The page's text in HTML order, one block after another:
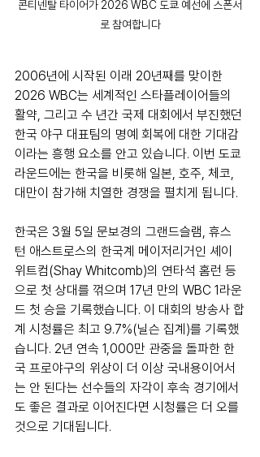
콘티넨탈 타이어가 2026 WBC 도쿄 예선에 스폰서
로 참여합니다
2006년에 시작된 이래 20년째를 맞이한
2026 WBC는 세계적인 스타플레이어들의
활약, 그리고 수 년간 국제 대회에서 부진했던
한국 야구 대표팀의 명예 회복에 대한 기대감
이라는 흥행 요소를 안고 있습니다. 이번 도쿄
라운드에는 한국을 비롯해 일본, 호주, 체코,
대만이 참가해 치열한 경쟁을 펼치게 됩니다.
한국은 3월 5일 문보경의 그랜드슬램, 휴스
턴 애스트로스의 한국계 메이저리거인 셰이
위트컴(Shay Whitcomb)의 연타석 홈런 등
으로 첫 상대를 꺾으며 17년 만의 WBC 1라운
드 첫 승을 기록했습니다. 이 대회의 방송사 합
계 시청률은 최고 9.7%(닐슨 집계)를 기록했
습니다. 2년 연속 1,000만 관중을 돌파한 한
국 프로야구의 위상이 더 이상 국내용이어서
는 안 된다는 선수들의 자각이 후속 경기에서
도 좋은 결과로 이어진다면 시청률은 더 오를
것으로 기대됩니다.